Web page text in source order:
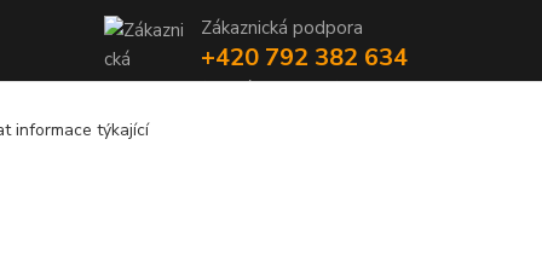
Zákaznická podpora
+420 792 382 634
(Po-Pá, 8-16 hod.)
objednavky@kosmetikaprovlasy.com
informace týkající